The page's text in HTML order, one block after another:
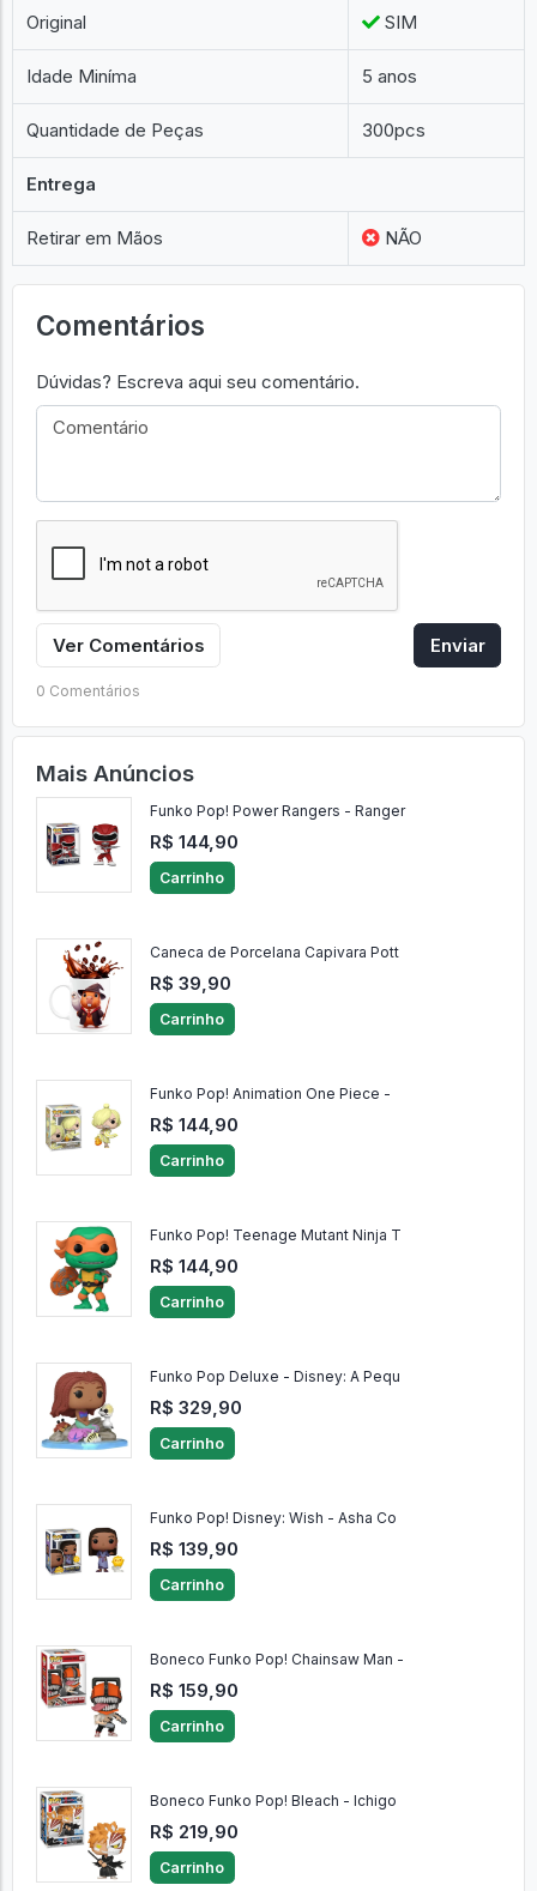
Original SIM
Idade Miníma 5 anos
Quantidade de Peças 300pcs
Entrega
Retirar em Mãos NÃO
Comentários
Dúvidas? Escreva aqui seu comentário.
Ver Comentários Enviar
0 Comentários
Mais Anúncios
Funko Pop! Power Rangers - Ranger
R$ 144,90
Carrinho
Caneca de Porcelana Capivara Pott
R$ 39,90
Carrinho
Funko Pop! Animation One Piece -
R$ 144,90
Carrinho
Funko Pop! Teenage Mutant Ninja T
R$ 144,90
Carrinho
Funko Pop Deluxe - Disney: A Pequ
R$ 329,90
Carrinho
Funko Pop! Disney: Wish - Asha Co
R$ 139,90
Carrinho
Boneco Funko Pop! Chainsaw Man -
R$ 159,90
Carrinho
Boneco Funko Pop! Bleach - Ichigo
R$ 219,90
Carrinho